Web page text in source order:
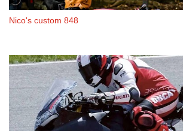
Nico's custom 848